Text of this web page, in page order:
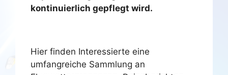
kontinuierlich gepflegt wird.
Hier finden Interessierte eine
umfangreiche Sammlung an